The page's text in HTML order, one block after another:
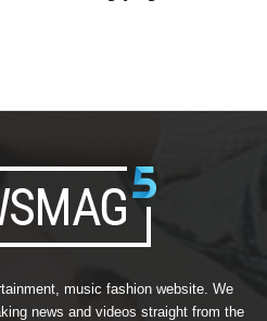
music fashion website. We
news and videos straight from the